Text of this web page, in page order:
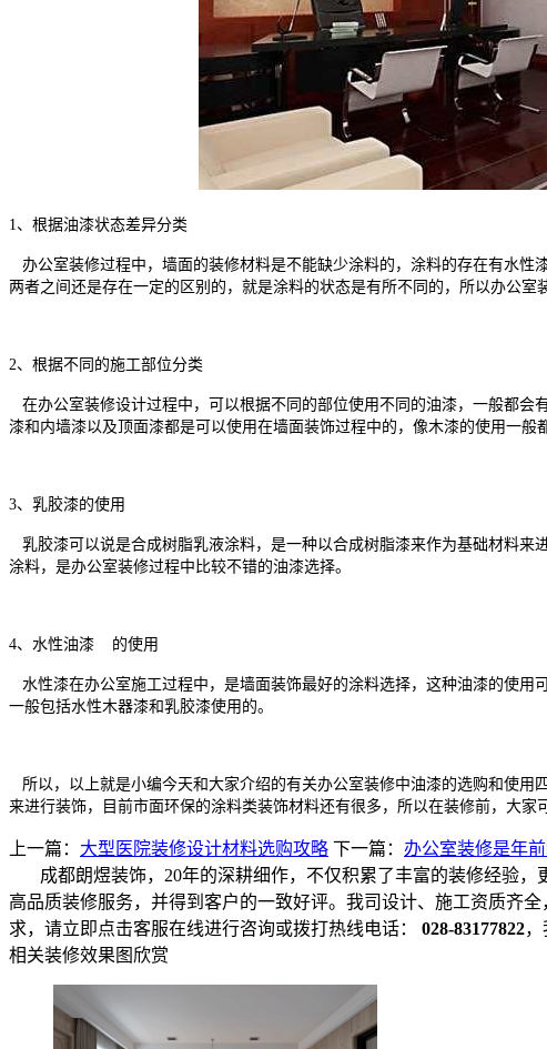
1、根据油漆状态差异分类
办公室装修过程中，墙面的装修材料是不能缺少涂料的，涂料的存在有水性
两者之间还是存在一定的区别的，就是涂料的状态是有所不同的，所以办公室
2、根据不同的施工部位分类
在办公室装修设计过程中，可以根据不同的部位使用不同的油漆，一般都会
漆和内墙漆以及顶面漆都是可以使用在墙面装饰过程中的，像木漆的使用一
3、乳胶漆的使用
乳胶漆可以说是合成树脂乳液涂料，是一种以合成树脂漆来作为基础材料来
涂料，是办公室装修过程中比较不错的油漆选择。
4、水性油漆 的使用
水性漆在办公室施工过程中，是墙面装饰最好的涂料选择，这种油漆的使用
一般包括水性木器漆和乳胶漆使用的。
所以，以上就是小编今天和大家介绍的有关办公室装修中油漆的选购和使用
来进行装饰，目前市面环保的涂料类装饰材料还有很多，所以在装修前，大家
上一篇： 大型医院装修设计材料选购攻略 下一篇： 办公室装修是年
成都朗煜装饰，20年的深耕细作，不仅积累了丰富的装修经验，
高品质装修服务，并得到客户的一致好评。我司设计、施工资质齐
求，请立即点击客服在线进行咨询或拨打热线电话：
028-83177822
相关装修效果图欣赏